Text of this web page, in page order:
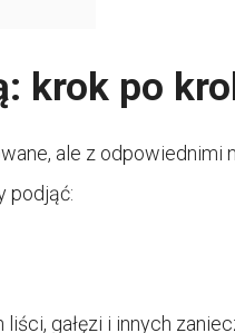
krok po
ale z odpowiednimi
podjąć:
gałęzi i innych